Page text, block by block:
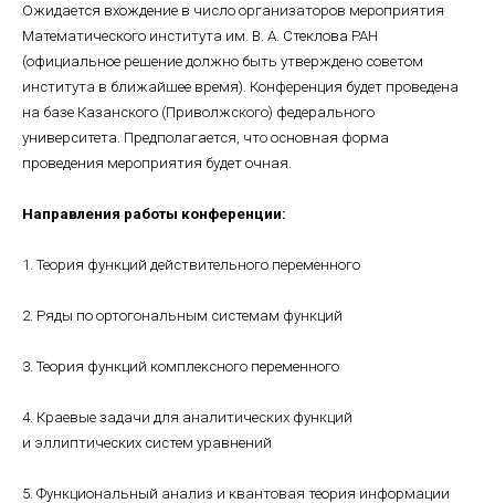
Ожидается вхождение в число организаторов мероприятия
Математического института им. В. А. Стеклова РАН
(официальное решение должно быть утверждено советом
института в ближайшее время). Конференция будет проведена
на базе Казанского (Приволжского) федерального
университета. Предполагается, что основная форма
проведения мероприятия будет очная.
Направления работы конференции:
1. Теория функций действительного переменного
2. Ряды по ортогональным системам функций
3. Теория функций комплексного переменного
4. Краевые задачи для аналитических функций
и эллиптических систем уравнений
5. Функциональный анализ и квантовая теория информации